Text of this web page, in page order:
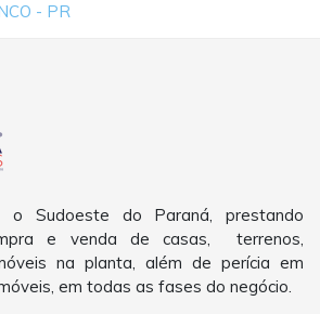
- PR
Sudoeste do Paraná, prestando
e venda de casas, terrenos,
na planta, além de perícia em
em todas as fases do negócio.